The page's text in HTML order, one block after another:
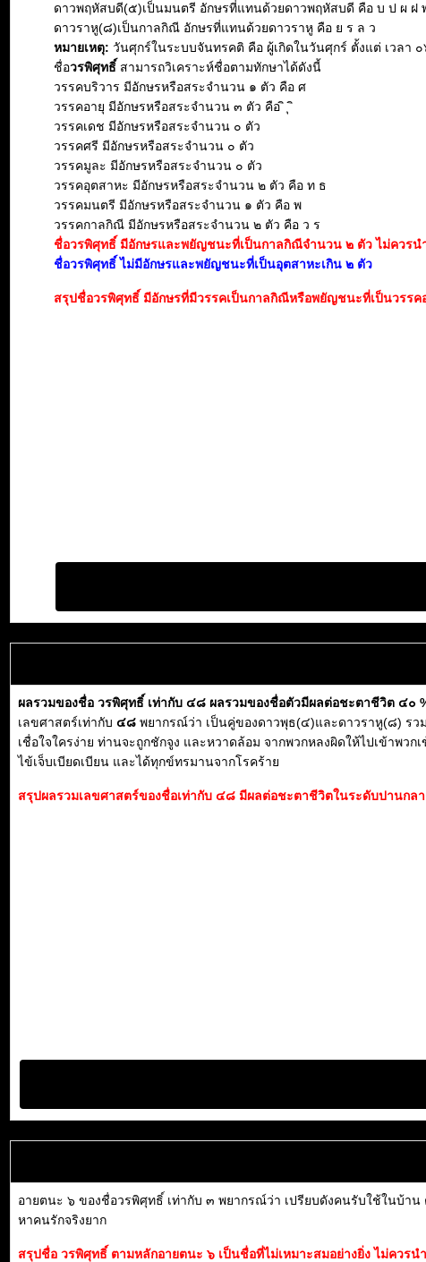
ดาวพฤหัสบดี(๕)เป็นมนตรี อักษรที่แทนด้วยดาวพฤหัสบดี คือ บ ป ผ ฝ
ดาวราหู(๘)เป็นกาลกิณี อักษรที่แทนด้วยดาวราหู คือ ย ร ล ว
หมายเหตุ: วันศุกร์ในระบบจันทรคติ คือ ผู้เกิดในวันศุกร์ ตั้งแต่ เวลา
ชื่อวรพิศุทธิ์ สามารถวิเคราะห์ชื่อตามทักษาได้ดังนี้
วรรคบริวาร มีอักษรหรือสระจำนวน ๑ ตัว คือ ศ
วรรคอายุ มีอักษรหรือสระจำนวน ๓ ตัว คือ ิ ุ ิ
วรรคเดช มีอักษรหรือสระจำนวน ๐ ตัว
วรรคศรี มีอักษรหรือสระจำนวน ๐ ตัว
วรรคมูละ มีอักษรหรือสระจำนวน ๐ ตัว
วรรคอุตสาหะ มีอักษรหรือสระจำนวน ๒ ตัว คือ ท ธ
วรรคมนตรี มีอักษรหรือสระจำนวน ๑ ตัว คือ พ
วรรคกาลกิณี มีอักษรหรือสระจำนวน ๒ ตัว คือ ว ร
ชื่อวรพิศุทธิ์ มีอักษรและพยัญชนะที่เป็นกาลกิณีจำนวน ๒ ตัว ไม่ควรน
ชื่อวรพิศุทธิ์ ไม่มีอักษรและพยัญชนะที่เป็นอุตสาหะเกิน ๒ ตัว
สรุปชื่อวรพิศุทธิ์ มีอักษรที่มีวรรคเป็นกาลกิณีหรือพยัญชนะที่เป็นวรร
ผลรวมของชื่อ วรพิศุทธิ์ เท่ากับ ๔๘ ผลรวมของชื่อตัวมีผลต่อชะตาชีวิต ๔๐
เลขศาสตร์เท่ากับ ๔๘ พยากรณ์ว่า เป็นคู่ของดาวพุธ(๔)และดาวราหู(๘) รว
เชื่อใจใครง่าย ท่านจะถูกชักจูง และหวาดล้อม จากพวกหลงผิดให้ไปเข้าพว
ไข้เจ็บเบียดเบียน และได้ทุกข์ทรมานจากโรคร้าย
สรุปผลรวมเลขศาสตร์ของชื่อเท่ากับ ๔๘ มีผลต่อชะตาชีวิตในระดับปานกล
อายตนะ ๖ ของชื่อวรพิศุทธิ์ เท่ากับ ๓ พยากรณ์ว่า เปรียบดังคนรับใช้ในบ้า
หาคนรักจริงยาก
สรุปชื่อ วรพิศุทธิ์ ตามหลักอายตนะ ๖ เป็นชื่อที่ไม่เหมาะสมอย่างยิ่ง ไม่ควร